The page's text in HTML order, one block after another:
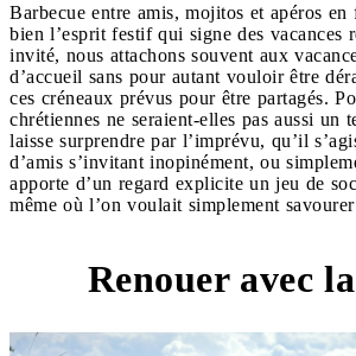
Barbecue entre amis, mojitos et apéros
bien l’esprit festif qui signe des vacances
invité, nous attachons souvent aux
d’accueil sans pour autant vouloir être
ces créneaux prévus pour être partagés.
chrétiennes ne seraient-elles pas aussi un
laisse surprendre par l’imprévu, qu’il
d’amis s’invitant inopinément, ou
apporte d’un regard explicite un jeu de
même où l’on voulait simplement
Renouer avec